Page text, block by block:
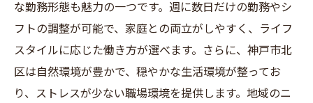
地域でのキャリアパスの具体例
地域密着型のキャリアを築くヒント
神戸市北区でのキャリアアップの機会
な勤務形態も魅力の一つです。週に数日だけの勤務やシ
フトの調整が可能で、家庭との両立がしやすく、ライフ
スタイルに応じた働き方が選べます。さらに、神戸市北
区は自然環境が豊かで、穏やかな生活環境が整ってお
り、ストレスが少ない職場環境を提供します。地域のニ